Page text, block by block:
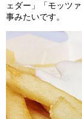
ェダー」「モッツ
事みたいです。